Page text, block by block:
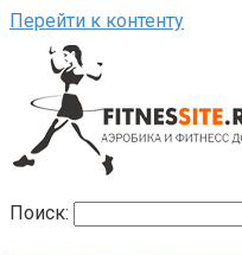
Перейти к контенту
Поиск: